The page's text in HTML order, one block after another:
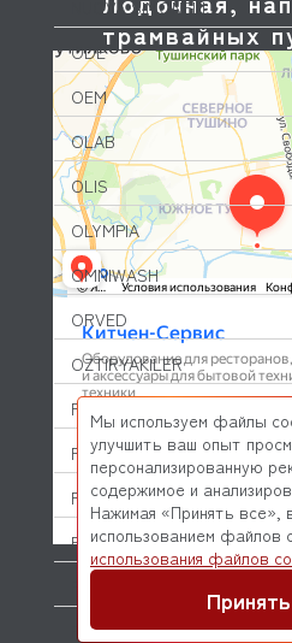
NUOVA SIMONELLI
ODE
OEM
OLAB
OLIS
OLYMPIA
OMNIWASH
ORVED
OZTIRYAKILER
P.L. Proff Cuisine
PACKVAC
PACOJET
PANERO
PASQUINI
трамвайных
© 2026 Kitchen-Service.com
и оборудования
Мы используем файлы
улучшить ваш опыт
персонализированную
содержимое и
Нажимая «Принять все»,
использованием файлов
использования файлов